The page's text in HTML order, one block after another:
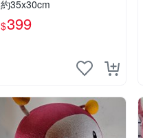
約35x30cm
$399